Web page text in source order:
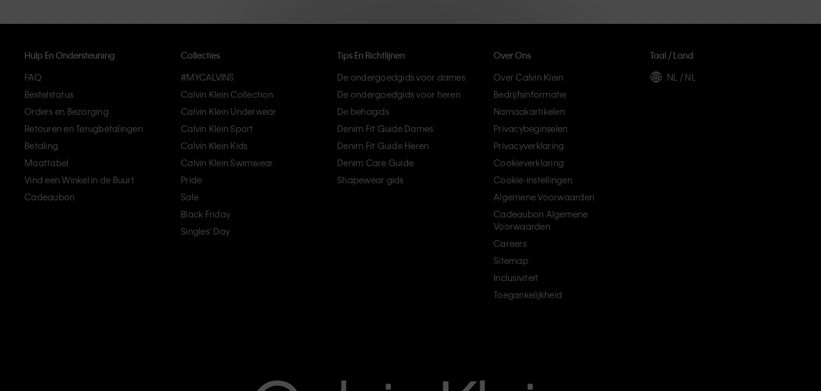
Hulp En Ondersteuning
FAQ
Bestelstatus
Orders en Bezorging
Retouren en Terugbetalingen
Betaling
Maattabel
Vind een Winkel in de Buurt
Cadeaubon
Collecties
#MYCALVINS
Calvin Klein Collection
Calvin Klein Underwear
Calvin Klein Sport
Calvin Klein Kids
Calvin Klein Swimwear
Pride
Sale
Black Friday
Singles' Day
Tips En Richtlijnen
De ondergoedgids voor dames
De ondergoedgids voor heren
De behagids
Denim Fit Guide Dames
Denim Fit Guide Heren
Denim Care Guide
Shapewear gids
Over Ons
Over Calvin Klein
Bedrijfsinformatie
Namaakartikelen
Privacybeginselen
Privacyverklaring
Cookieverklaring
Cookie-instellingen
Algemene Voorwaarden
Cadeaubon Algemene
Voorwaarden
Careers
Sitemap
Inclusiviteit
Toegankelijkheid
Taal / Land
NL / NL